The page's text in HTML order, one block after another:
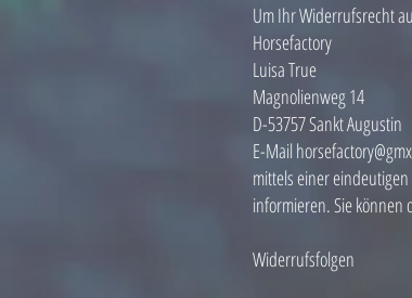
Um Ihr Widerrufsrecht
Horsefactory
Luisa True
Magnolienweg 14
D-53757 Sankt Augustin
E-Mail
mittels einer
informieren. Sie
Widerrufsfolgen